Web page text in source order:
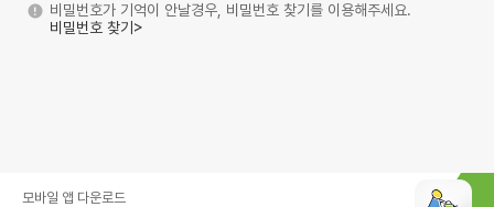
비밀번호가 기억이 안날경우, 비밀번호 찾기를 이용해주세요.
비밀번호 찾기>
모바일 앱 다운로드